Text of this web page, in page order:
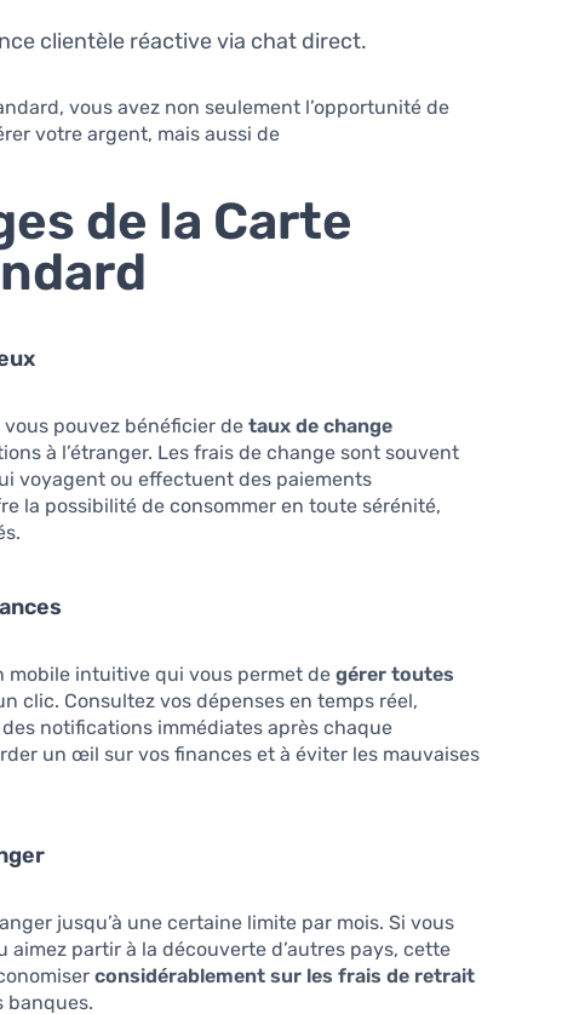
clientèle réactive via chat direct.
vous avez non seulement l’opportunité de
votre argent, mais aussi de
de la Carte
vous pouvez bénéficier detaux de change
à l’étranger. Les frais de change sont souvent
voyagent ou effectuent des paiements
la possibilité de consommer en toute sérénité,
mobile intuitive qui vous permet degérer toutes
clic. Consultez vos dépenses en temps réel,
notifications immédiates après chaque
un œil sur vos finances et à éviter les mauvaises
jusqu’à une certaine limite par mois. Si vous
partir à la découverte d’autres pays, cette
considérablement sur les frais de retrait
banques.